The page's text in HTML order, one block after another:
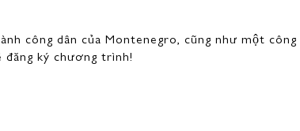
công dân của Montenegro, cũng như một
đăng ký chương trình!